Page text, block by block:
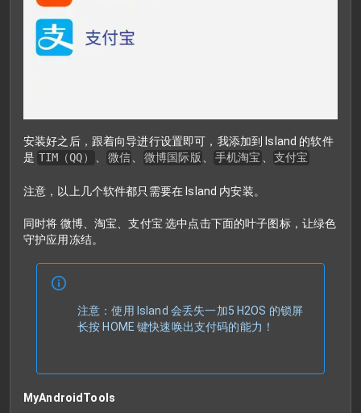
安装好之后，跟着向导进行设置即可，我添加到 Island 的软件
是 TIM（QQ） 、 微信、 微博国际版、 手机淘宝 、 支付宝
注意，以上几个软件都只需要在 Island 内安装。
同时将 微博、淘宝、支付宝 选中点击下面的叶子图标，让绿色
守护应用冻结。
注意：使用 Island 会丢失一加5 H2OS 的锁屏
长按 HOME 键快速唤出支付码的能力！
MyAndroidTools